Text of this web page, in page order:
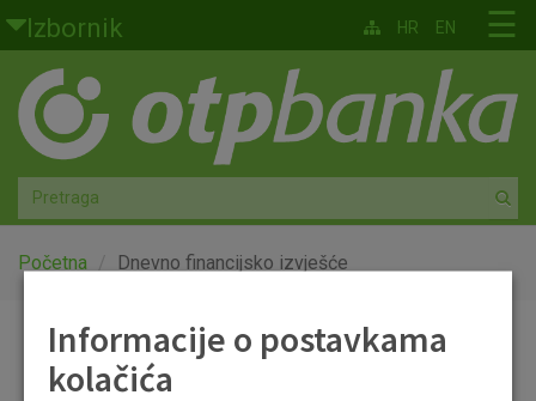
Skoči na glavni sadržaj
Izbornik
Građani
Privatno bankarstvo
Agro
Mala poduzeća i obrtnici
Globalna tržišta
☰
HR EN
Početna Dnevno financijsko izvješće
Dnevno financijsko
Informacije o postavkama
kolačića